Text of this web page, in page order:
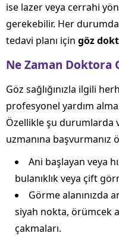
ise lazer veya cerrahi
gerekebilir. Her
tedavi planı için göz
Ne Zaman Doktora
Göz sağlığınızla ilgili
profesyonel yardım
Özellikle şu durumlarda
uzmanına başvurmanız
Ani başlayan veya
bulanıklık veya çift
Görme alanınızda
siyah nokta, örümcek
çakmaları.